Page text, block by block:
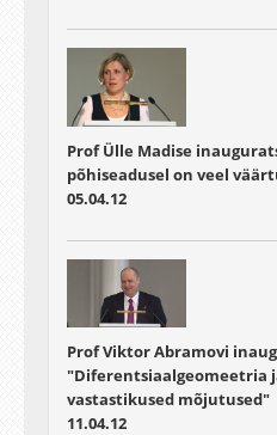
Prof Ülle Madise
põhiseadusel on veel
05.04.12
Prof Viktor Abramovi
"Diferentsiaalgeomeetria
vastastikused mõjutused"
11.04.12